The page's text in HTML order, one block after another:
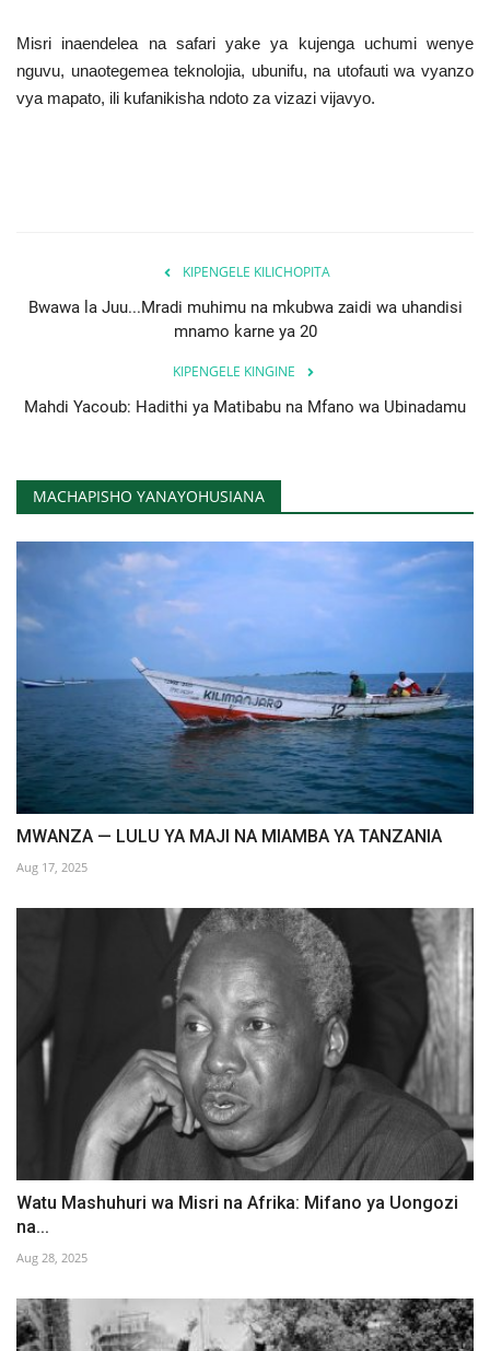
Misri inaendelea na safari yake ya kujenga uchumi wenye
nguvu, unaotegemea teknolojia, ubunifu, na utofauti wa vyanzo
vya mapato, ili kufanikisha ndoto za vizazi vijavyo.
KIPENGELE KILICHOPITA
Bwawa la Juu...Mradi muhimu na mkubwa zaidi wa uhandisi
mnamo karne ya 20
KIPENGELE KINGINE
Mahdi Yacoub: Hadithi ya Matibabu na Mfano wa Ubinadamu
MACHAPISHO YANAYOHUSIANA
MWANZA — LULU YA MAJI NA MIAMBA YA TANZANIA
Aug 17, 2025
Watu Mashuhuri wa Misri na Afrika: Mifano ya Uongozi
na...
Aug 28, 2025